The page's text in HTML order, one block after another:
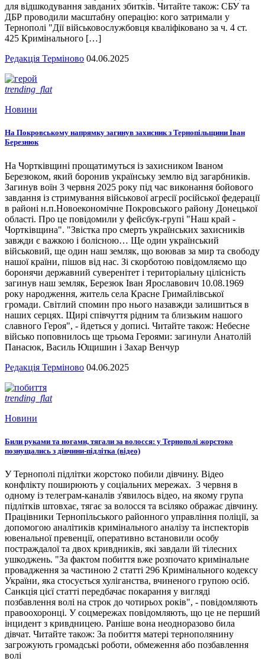
для відшкодування завданих збитків. Читайте також: СБУ та
ДБР проводили масштабну операцію: кого затримали у
Тернополі "Дії військовослужбовця кваліфіковано за ч. 4 ст.
425 Кримінального […]
Редакція Терміново 04.06.2025
trending_flat
Новини
На Покровському напрямку загинув захисник з Тернопільщини Іван
Березнюк
На Чортківщині прощатимуться із захисником Іваном
Березюком, який боронив українську землю від загарбників.
Загинув воїн 3 червня 2025 року під час виконання бойового
завдання із стримування військової агресії російської федерації
в районі н.п.Новоекономічне Покровського району Донецької
області. Про це повідомили у фейсбук-групі "Наш край -
Чортківщина". "Звістка про смерть українських захисників
завжди є важкою і болісною… Ще один український
військовий, ще один наш земляк, що воював за мир та свободу
нашої країни, пішов від нас. Зі скорботою повідомляємо що
боронячи державний суверенітет і територіальну цілісність
загинув наш земляк, Березюк Іван Ярославович 10.08.1969
року народження, житель села Красне Гримайлівської
громади. Світлий спомин про нього назавжди залишиться в
наших серцях. Щирі співчуття рідним та близьким нашого
славного Героя", - йдеться у дописі. Читайте також: Небесне
військо поповнилось ще трьома Героями: загинули Анатолій
Панасюк, Василь Ющишин і Захар Венчур
Редакція Терміново 04.06.2025
trending_flat
Новини
Били руками та ногами, тягали за волосся: у Тернополі жорстоко
познущались з дівчини-підлітка (відео)
У Тернополі підлітки жорстоко побили дівчину. Відео
конфлікту поширюють у соціальних мережах. 3 червня в
одному із телеграм-каналів з'явилось відео, на якому група
підлітків штовхає, тягає за волосся та всіляко ображає дівчину.
Працівники Тернопільського районного управління поліції, за
допомогою аналітиків кримінального аналізу та інспекторів
ювенальної превенції, оперативно встановили особу
постраждалої та двох кривдників, які завдали їй тілесних
ушкоджень. "За фактом побиття вже розпочато кримінальне
провадження за частиною 2 статті 296 Кримінального кодексу
України, яка стосується хуліганства, вчиненого групою осіб.
Санкція цієї статті передбачає покарання у вигляді
позбавлення волі на строк до чотирьох років", - повідомляють
правоохоронці. У соцмережах повідомляють, що це не перший
інцидент з кривдницею. Раніше вона неодноразово била
дівчат. Читайте також: За побиття матері тернополянину
загрожують громадські роботи, обмеження або позбавлення
волі